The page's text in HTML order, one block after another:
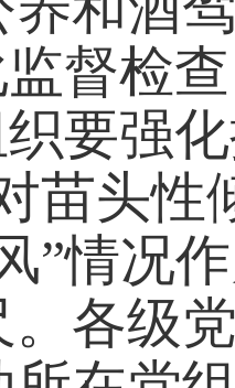
督检
要强
苗头
”情况
。各级